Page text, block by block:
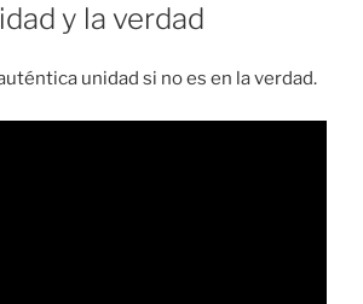
y la verdad
unidad si no es en la verdad.